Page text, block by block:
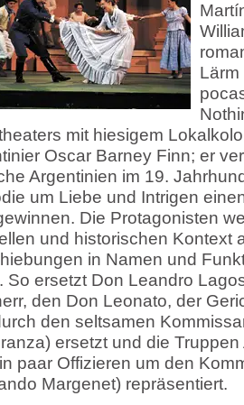
Lärm
mit hiesigem
Oscar Barney Finn; er
Argentinien im 19.
um Liebe und Intrigen
Die Protagonisten
und historischen Kontext
in Namen und
So ersetzt Don Leandro
den Don Leonato, der
den seltsamen
ersetzt und die
paar Offizieren um den
Margenet) repräsentiert.